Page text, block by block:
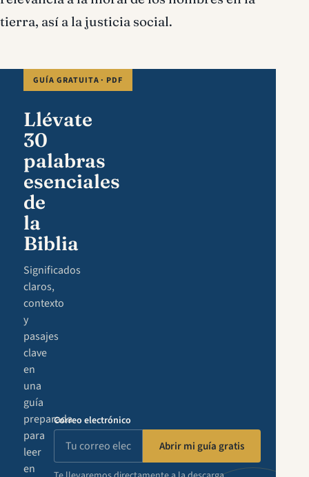
tierra, así a la justicia social.
GUÍA GRATUITA · PDF
Llévate
30
palabras
esenciales
de
la
Biblia
Significados
claros,
contexto
y
pasajes
clave
en
una
guía
preparada
para
leer
en
Correo electrónico
Abrir mi guía gratis